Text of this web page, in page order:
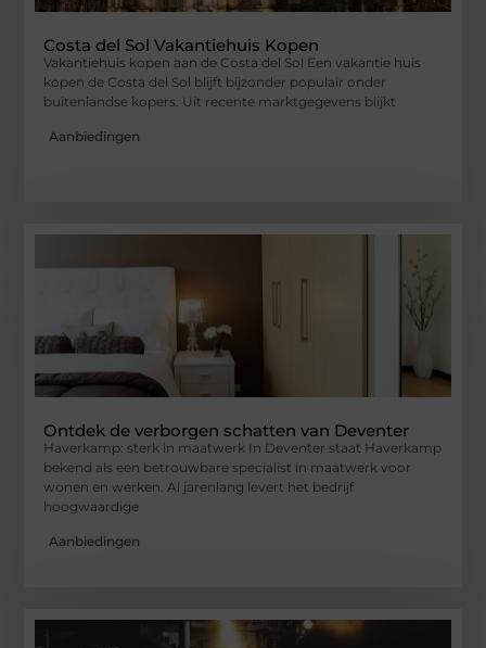
Costa del Sol Vakantiehuis Kopen
Vakantiehuis kopen aan de Costa del Sol Een vakantie huis
kopen de Costa del Sol blijft bijzonder populair onder
buitenlandse kopers. Uit recente marktgegevens blijkt
Aanbiedingen
Ontdek de verborgen schatten van Deventer
Haverkamp: sterk in maatwerk In Deventer staat Haverkamp
bekend als een betrouwbare specialist in maatwerk voor
wonen en werken. Al jarenlang levert het bedrijf
hoogwaardige
Aanbiedingen